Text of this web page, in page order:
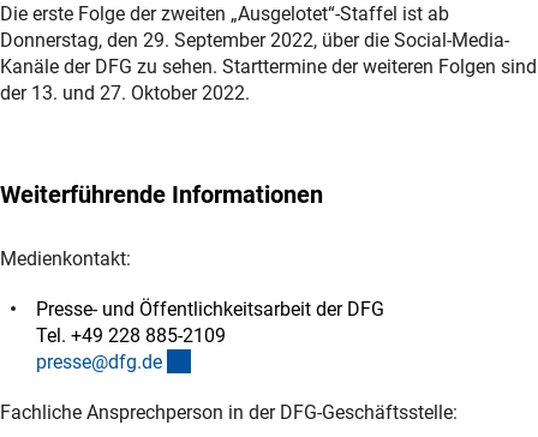
Die erste Folge der zweiten „Ausgelotet“-Staffel ist ab
Donnerstag, den 29. September 2022, über die Social-Media-
Kanäle der DFG zu sehen. Starttermine der weiteren Folgen sind
der 13. und 27. Oktober 2022.
Weiterführende Informationen
Medienkontakt:
Presse- und Öffentlichkeitsarbeit der DFG
Tel. +49 228 885-2109
presse@dfg.de
Fachliche Ansprechperson in der DFG-Geschäftsstelle: